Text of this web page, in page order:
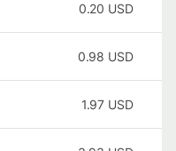
0.20 USD
0.98 USD
1.97 USD